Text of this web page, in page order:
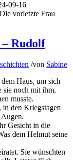
09-16
vorletzte Frau
Rudolf
/von Sabine
Haus, um sich
sie noch mit ihm,
musste.
in den Kriegstagen
Gesicht in die
dem Helmut seine
Sie wünschten